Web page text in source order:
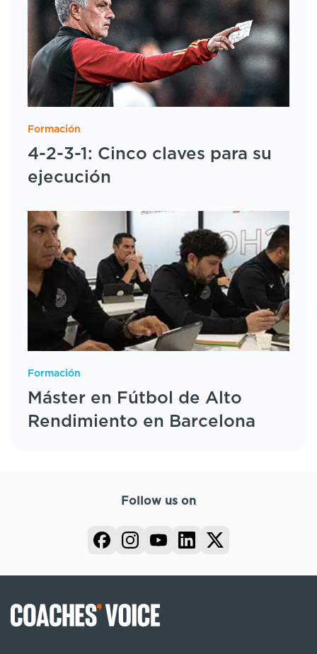
Formación
4-2-3-1: Cinco claves para su
ejecución
Formación
Máster en Fútbol de Alto
Rendimiento en Barcelona
Follow us on